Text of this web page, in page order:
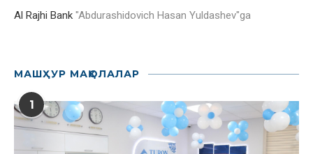
Al Rajhi Bank "Abdurashidovich Hasan Yuldashev"ga
МАШҲУР МАҚОЛАЛАР
1